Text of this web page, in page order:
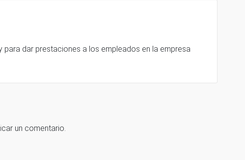
dar prestaciones a los empleados en la empresa
un comentario.